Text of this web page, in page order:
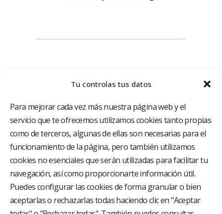
Tu controlas tus datos
Para mejorar cada vez más nuestra página web y el
servicio que te ofrecemos utilizamos cookies tanto propias
como de terceros, algunas de ellas son necesarias para el
funcionamiento de la página, pero también utilizamos
cookies no esenciales que serán utilizadas para facilitar tu
navegación, así como proporcionarte información útil.
Puedes configurar las cookies de forma granular o bien
aceptarlas o rechazarlas todas haciendo clic en "Aceptar
El Grupo Hospitalario HLA es uno de los proveedores
hospitalarios con mayor presencia en España, creado
con el objetivo de proporcionar el acceso a una
asistencia sanitaria de alto nivel. Nuestra red asistencial
está compuesta por 18 hospitales y 37 centros médicos
multiespecialidad.